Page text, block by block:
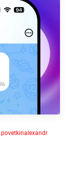
povetkinalexandr